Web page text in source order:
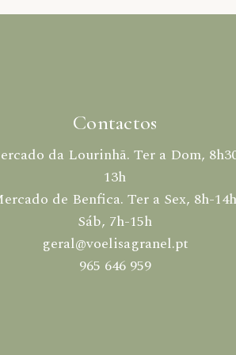
Contactos
da Lourinhã. Ter a Dom,
13h
de Benfica. Ter a Sex, 8h-
Sáb, 7h-15h
geral@voelisagranel.pt
965 646 959